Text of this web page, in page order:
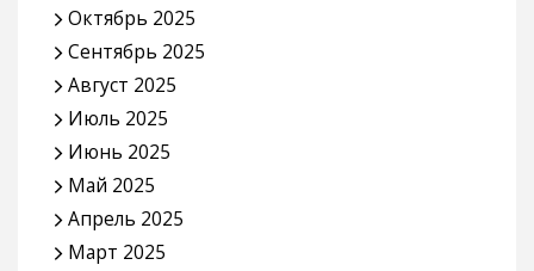
Октябрь 2025
Сентябрь 2025
Август 2025
Июль 2025
Июнь 2025
Май 2025
Апрель 2025
Март 2025